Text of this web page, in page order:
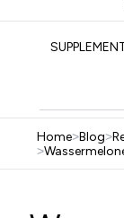
Home>Blog>
>